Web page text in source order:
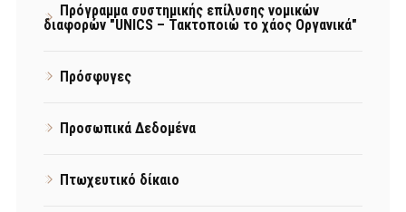
Πρόγραμμα συστημικής επίλυσης νομικών
διαφορών "UNICS – Τακτοποιώ το χάος Οργανικά"
Πρόσφυγες
Προσωπικά Δεδομένα
Πτωχευτικό δίκαιο